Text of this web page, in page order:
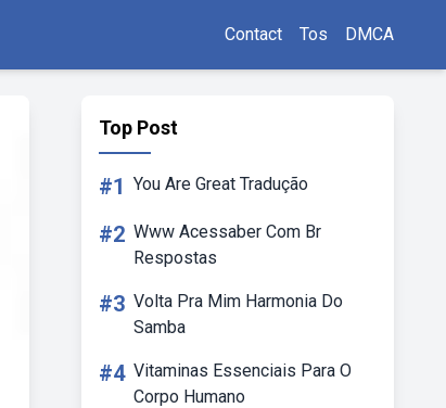
Contact Tos DMCA
Top Post
#1 You Are Great Tradução
#2 Www Acessaber Com Br
Respostas
#3 Volta Pra Mim Harmonia Do
Samba
#4 Vitaminas Essenciais Para O
Corpo Humano